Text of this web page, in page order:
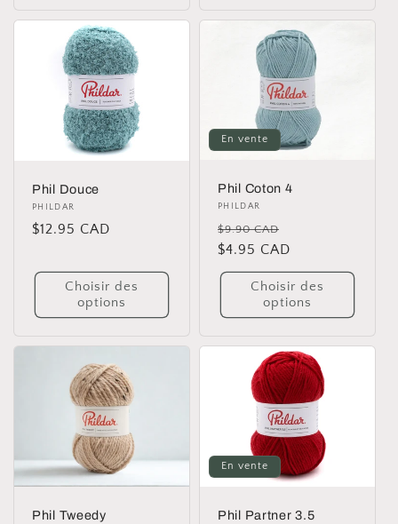
Phil Douce
Distributeur :
PHILDAR
Prix
$12.95 CAD
Choisir des
options
En vente
Phil Coton 4
Distributeur :
PHILDAR
Prix
habituel
$9.90 CAD
promotionnel
$4.95 CAD
Choisir des
options
Phil Tweedy
En vente
Phil Partner 3.5